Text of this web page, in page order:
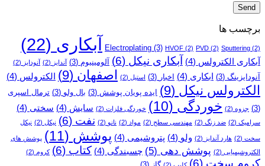
برچسب ها
Electroplating (3) HVOF (2) PVD (2) Sputtering (2) آبکاری (22)
آبکاری الکترولس (4) آبکاری نیکل (6) آلومینیوم (3) آندایز (2) آنودایز (2)
آنودایزینگ (3) ابکاری (4) اخبار (3) استیل (2) اصفهان (9) الکترولس (4)
الکترولس نیکل (9) ایده پویان پوشش (3) بال ولو (3)
ترمال اسپری
(3)
جزوه (2) خوردگی (10) خوردگی فلزات (2) سایش (4) سختی (4)
سرامیک (2) ضد زنگ (2) مهندسی سطح (2) مواد (2) نانو (2) نفت (6) نیکل (2) نیکل
سخت (2) هارد آندایز (2) ولو (4) پتروشیمی (4) پوشش (11)
پوشش­ های
الکتروشیمیایی (2) پوشش دهی (5) چسبندگی (4) کتاب (6) کروم (2)
کروم سخت (6)